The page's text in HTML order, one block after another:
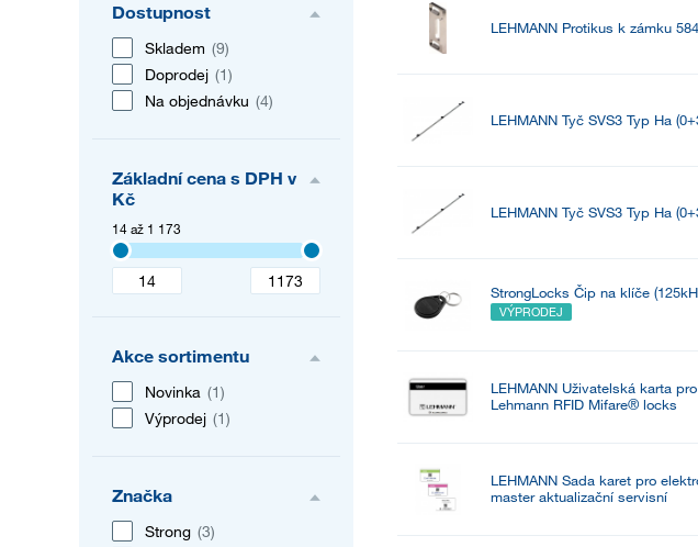
Dostupnost
Skladem (9)
Doprodej (1)
Na objednávku (4)
Základní cena s DPH v
Kč
14 až 1 173
Akce sortimentu
Novinka (1)
Výprodej (1)
Značka
Strong (3)
LEHMANN Protikus k zámku
LEHMANN Tyč SVS3 Typ Ha
LEHMANN Tyč SVS3 Typ Ha
StrongLocks Čip na klíče
VÝPRODEJ
LEHMANN Uživatelská karta
Lehmann RFID Mifare® locks
LEHMANN Sada karet pro
master aktualizační servisní